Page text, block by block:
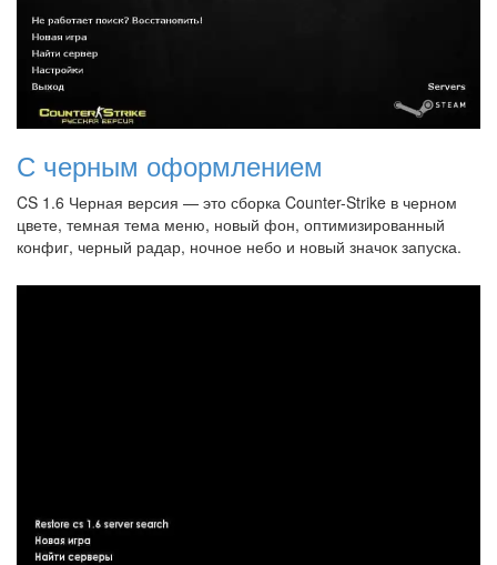
С черным оформлением
CS 1.6 Черная версия — это сборка Counter-Strike в черном
цвете, темная тема меню, новый фон, оптимизированный
конфиг, черный радар, ночное небо и новый значок запуска.